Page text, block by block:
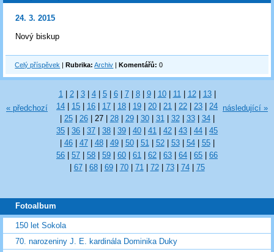
24. 3. 2015
Nový biskup
Celý příspěvek |Rubrika: Archiv |Komentářů: 0
« předchozí
1 2 3 4 5 6 7 8 9 10 11 12 13
14
15 16 17 18 19 20 21 22 23
24
25 26 27 28 29 30 31 32 33 34
35
36 37 38 39 40 41 42 43 44
45
46 47 48 49 50 51 52 53 54 55
56
57 58 59 60 61 62 63 64 65
66
67 68 69 70 71 72 73 74 75
následující »
Fotoalbum
150 let Sokola
70. narozeniny J. E. kardinála Dominika Duky